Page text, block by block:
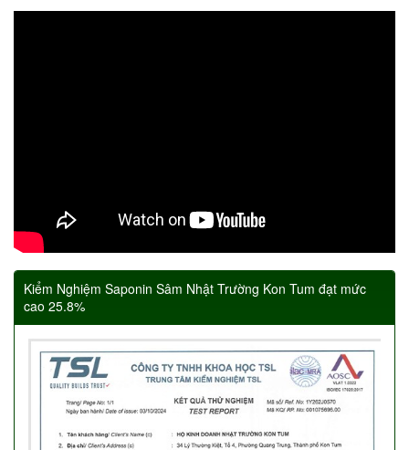
Kiểm Nghiệm Saponin Sâm Nhật Trường Kon Tum đạt mức
cao 25.8%